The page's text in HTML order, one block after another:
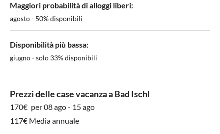
Maggiori probabilità di alloggi liberi:
agosto - 50% disponibili
Disponibilità più bassa:
giugno - solo 33% disponibili
Prezzi delle case vacanza a Bad Ischl
170€ per 08 ago - 15 ago
117€ Media annuale